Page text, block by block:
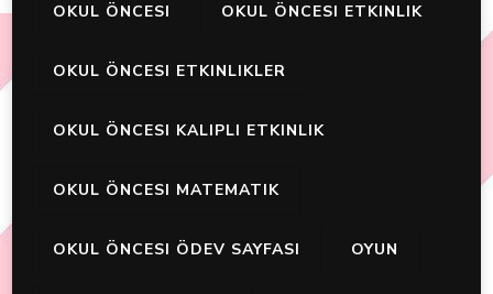
OKUL ÖNCESI OKUL ÖNCESI ETKINLIK
OKUL ÖNCESI ETKINLIKLER
OKUL ÖNCESI KALIPLI ETKINLIK
OKUL ÖNCESI MATEMATIK
OKUL ÖNCESI ÖDEV SAYFASI OYUN